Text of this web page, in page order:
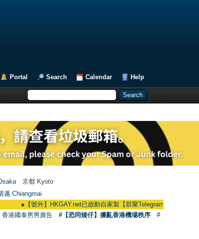
Portal Search Calendar Help
京都 Kyoto
邁 Chiangmai
【號外】HKGAY.net已啟動自家製【群聚Telegram群組】
港國泰男男廣告 #【恐同矮仔】擾亂香港機場秩序
#